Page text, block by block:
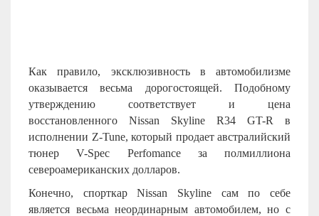
Как правило, эксклюзивность в автомобилизме
оказывается весьма дорогостоящей. Подобному
утверждению соответствует и цена
восстановленного Nissan Skyline R34 GT-R в
исполнении Z-Tune, который продает австралийский
тюнер V-Spec Perfomance за полмиллиона
североамериканских долларов.
Конечно, спорткар Nissan Skyline сам по себе
является весьма неординарным автомобилем, но с